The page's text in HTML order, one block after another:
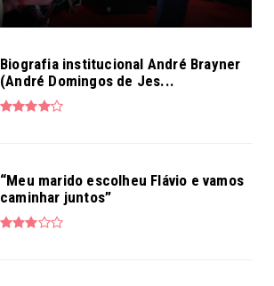
Biografia institucional André Brayner
(André Domingos de Jes...
“Meu marido escolheu Flávio e vamos
caminhar juntos”